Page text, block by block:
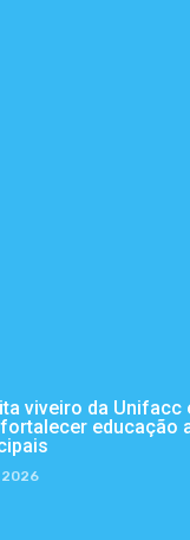
viveiro da Unifacc
educação
2026